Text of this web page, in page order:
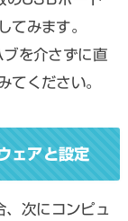
てみます。
を介さずに直
てください。
ェアと設定
、次にコンピュ